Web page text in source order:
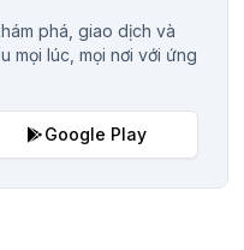
phá, giao dịch và
mọi lúc, mọi nơi với ứng
Google Play